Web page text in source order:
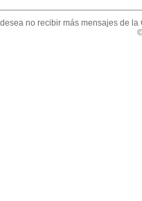
no recibir más mensajes de